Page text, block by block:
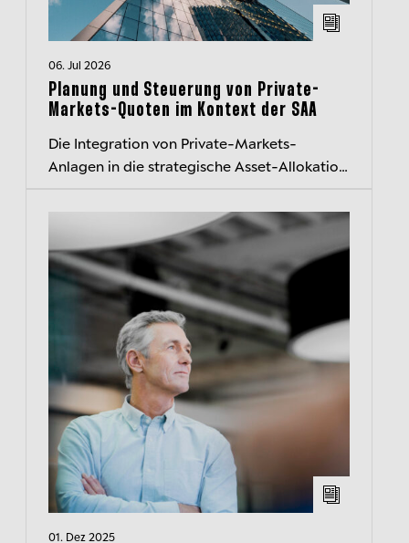
06. Jul 2026
Planung und Steuerung von Private-
Markets-Quoten im Kontext der SAA
Die Integration von Private-Markets-
Anlagen in die strategische Asset-Allokation
komplexe Herausforderungen. Unser I...
01. Dez 2025